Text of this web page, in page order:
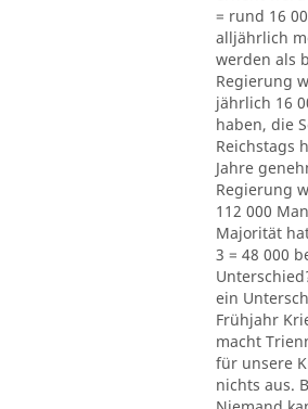
= rund 16
alljährlich
werden als
Regierung
jährlich 16
haben, die
Reichstags
Jahre
Regierung
112 000
Majorität
3 = 48 000
ein
Frühjahr
macht
für unsere
nichts aus.